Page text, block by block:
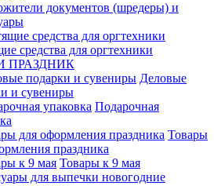
документов (шредеры) и
средства для оргтехники
ПРАЗДНИК
Деловые
и сувениры
Подарочная
Товары
праздника
Товары к 9 мая
для выпечки новогодние